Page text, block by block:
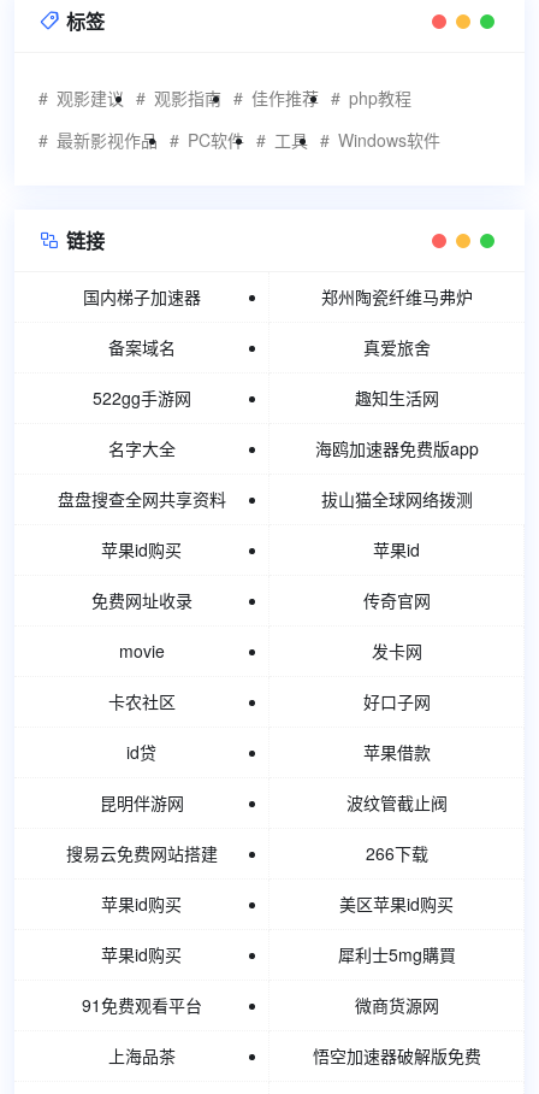
 标签
观影建议 观影指南 佳作推荐
php教程
最新影视作品
PC软件 工具 Windows软件
 链接
国内梯子加速器 郑州陶瓷纤维马弗炉
备案域名 真爱旅舍
522gg手游网 趣知生活网
名字大全 海鸥加速器免费版app
盘盘搜查全网共享资料 拔山猫全球网络拨测
苹果id购买 苹果id
免费网址收录 传奇官网
movie 发卡网
卡农社区 好口子网
id贷 苹果借款
昆明伴游网 波纹管截止阀
搜易云免费网站搭建 266下载
苹果id购买 美区苹果id购买
苹果id购买 犀利士5mg購買
91免费观看平台 微商货源网
上海品茶 悟空加速器破解版免费